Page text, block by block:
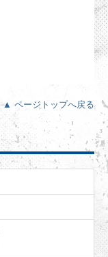
▲ ページトップへ戻る